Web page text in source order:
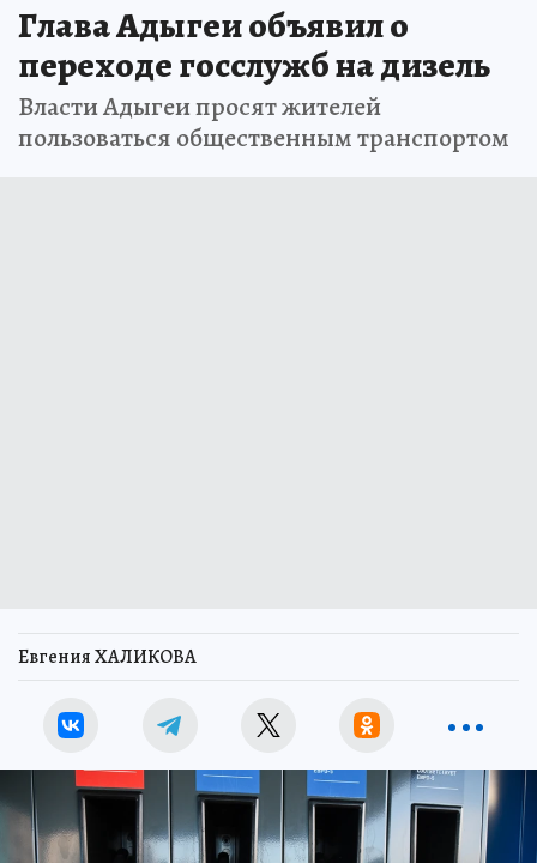
Глава Адыгеи объявил о
переходе госслужб на дизель
Власти Адыгеи просят жителей
пользоваться общественным транспортом
Евгения ХАЛИКОВА